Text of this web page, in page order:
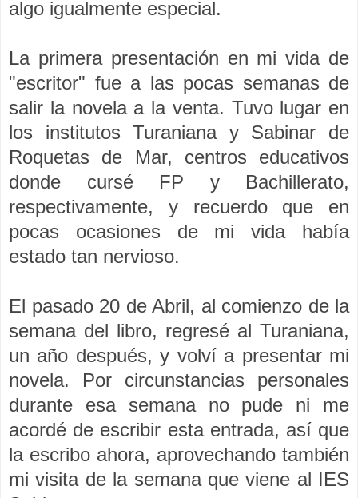
algo igualmente especial.
La primera presentación en mi vida de
"escritor" fue a las pocas semanas de
salir la novela a la venta. Tuvo lugar en
los institutos Turaniana y Sabinar de
Roquetas de Mar, centros educativos
donde cursé FP y Bachillerato,
respectivamente, y recuerdo que en
pocas ocasiones de mi vida había
estado tan nervioso.
El pasado 20 de Abril, al comienzo de la
semana del libro, regresé al Turaniana,
un año después, y volví a presentar mi
novela. Por circunstancias personales
durante esa semana no pude ni me
acordé de escribir esta entrada, así que
la escribo ahora, aprovechando también
mi visita de la semana que viene al IES